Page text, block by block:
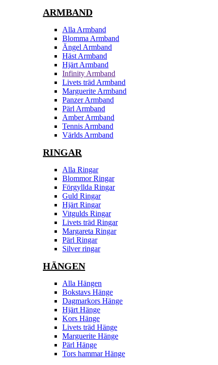
ARMBAND
Alla Armband
Blomma Armband
Ängel Armband
Häst Armband
Hjärt Armband
Infinity Armband
Livets träd Armband
Marguerite Armband
Panzer Armband
Pärl Armband
Amber Armband
Tennis Armband
Världs Armband
RINGAR
Alla Ringar
Blommor Ringar
Förgyllda Ringar
Guld Ringar
Hjärt Ringar
Vitgulds Ringar
Livets träd Ringar
Margareta Ringar
Pärl Ringar
Silver ringar
HÄNGEN
Alla Hängen
Bokstavs Hänge
Dagmarkors Hänge
Hjärt Hänge
Kors Hänge
Livets träd Hänge
Marguerite Hänge
Pärl Hänge
Tors hammar Hänge